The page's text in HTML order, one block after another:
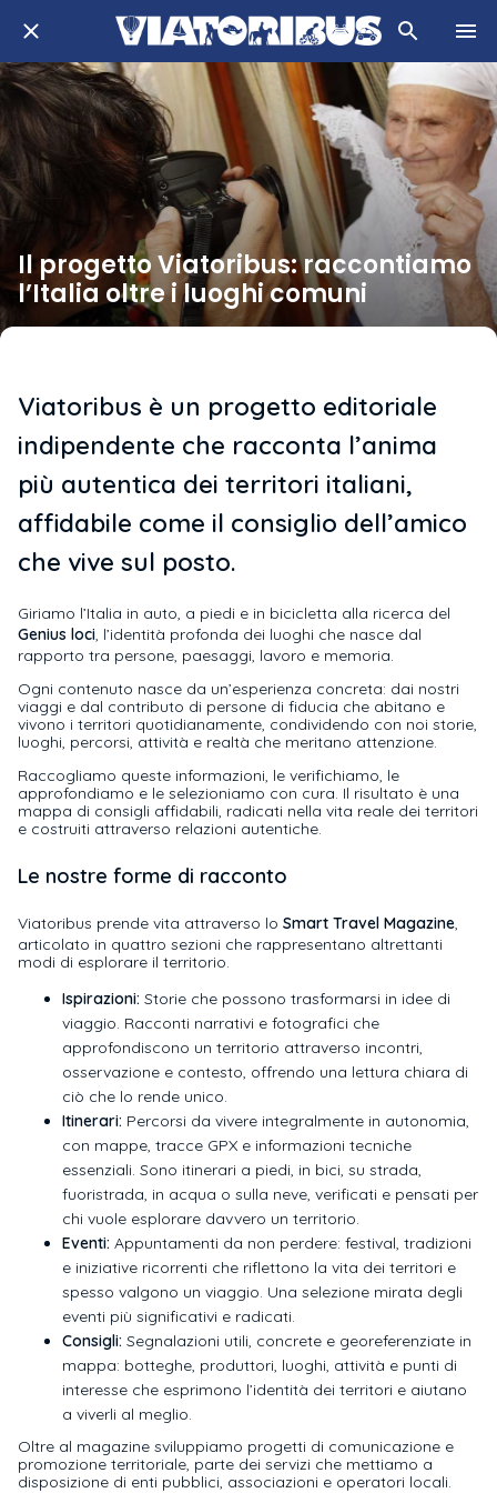
Il progetto Viatoribus: raccontiamo
l’Italia oltre i luoghi comuni
Viatoribus è un progetto editoriale
indipendente che racconta l’anima
più autentica dei territori italiani,
affidabile come il consiglio dell’amico
che vive sul posto.
Giriamo l’Italia in auto, a piedi e in bicicletta alla ricerca del
Genius loci, l’identità profonda dei luoghi che nasce dal
rapporto tra persone, paesaggi, lavoro e memoria.
Ogni contenuto nasce da un’esperienza concreta: dai nostri
viaggi e dal contributo di persone di fiducia che abitano e
vivono i territori quotidianamente, condividendo con noi storie,
luoghi, percorsi, attività e realtà che meritano attenzione.
Raccogliamo queste informazioni, le verifichiamo, le
approfondiamo e le selezioniamo con cura. Il risultato è una
mappa di consigli affidabili, radicati nella vita reale dei territori
e costruiti attraverso relazioni autentiche.
Le nostre forme di racconto
Viatoribus prende vita attraverso lo Smart Travel Magazine,
articolato in quattro sezioni che rappresentano altrettanti
modi di esplorare il territorio.
Ispirazioni: Storie che possono trasformarsi in idee di
viaggio. Racconti narrativi e fotografici che
approfondiscono un territorio attraverso incontri,
osservazione e contesto, offrendo una lettura chiara di
ciò che lo rende unico.
Itinerari: Percorsi da vivere integralmente in autonomia,
con mappe, tracce GPX e informazioni tecniche
essenziali. Sono itinerari a piedi, in bici, su strada,
fuoristrada, in acqua o sulla neve, verificati e pensati per
chi vuole esplorare davvero un territorio.
Eventi: Appuntamenti da non perdere: festival, tradizioni
e iniziative ricorrenti che riflettono la vita dei territori e
spesso valgono un viaggio. Una selezione mirata degli
eventi più significativi e radicati.
Consigli: Segnalazioni utili, concrete e georeferenziate in
mappa: botteghe, produttori, luoghi, attività e punti di
interesse che esprimono l’identità dei territori e aiutano
a viverli al meglio.
Oltre al magazine sviluppiamo progetti di comunicazione e
promozione territoriale, parte dei servizi che mettiamo a
disposizione di enti pubblici, associazioni e operatori locali.